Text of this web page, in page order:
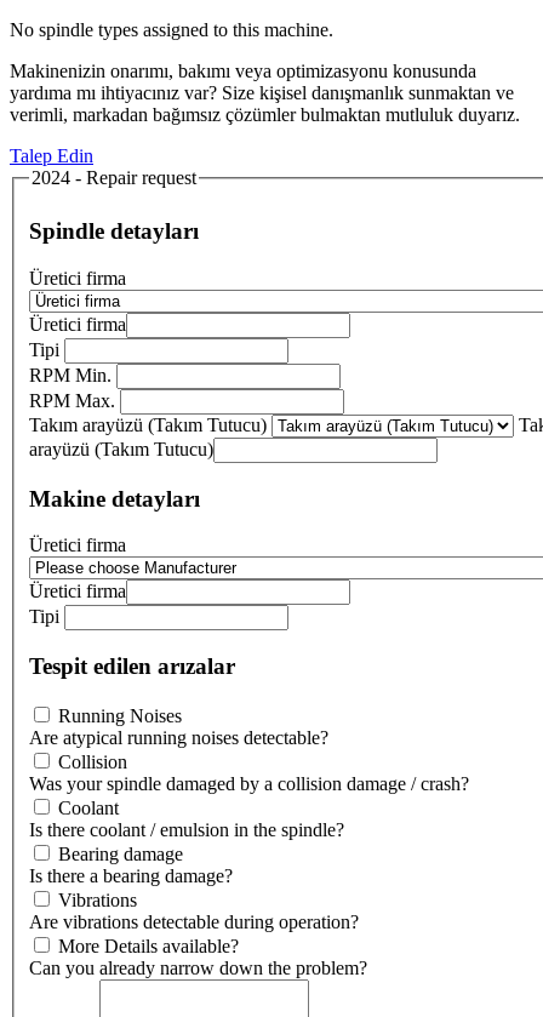
No spindle types assigned to this machine.
Makinenizin onarımı, bakımı veya optimizasyonu konusunda
yardıma mı ihtiyacınız var? Size kişisel danışmanlık sunmaktan ve
verimli, markadan bağımsız çözümler bulmaktan mutluluk duyarız.
Talep Edin
2024 - Repair request
Spindle detayları
Üretici firma
Üretici firma
Tipi
RPM Min.
RPM Max.
Takım arayüzü (Takım Tutucu)
arayüzü (Takım Tutucu)
Makine detayları
Üretici firma
Üretici firma
Tipi
Tespit edilen arızalar
Running Noises
Are atypical running noises detectable?
Collision
Was your spindle damaged by a collision damage / crash?
Coolant
Is there coolant / emulsion in the spindle?
Bearing damage
Is there a bearing damage?
Vibrations
Are vibrations detectable during operation?
More Details available?
Can you already narrow down the problem?